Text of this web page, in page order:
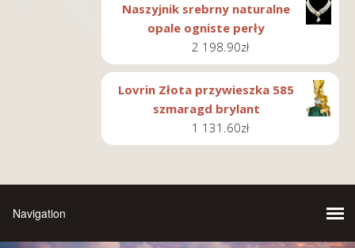
Naszyjnik srebrny naturalne
opale ogniste perły
2 198.90zł
Lovrin Złota przywieszka 585
szmaragd brylant
1 131.60zł